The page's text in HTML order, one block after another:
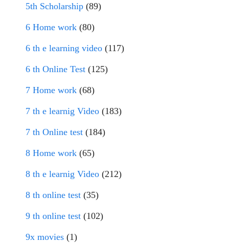
5th Scholarship (89)
6 Home work (80)
6 th e learning video (117)
6 th Online Test (125)
7 Home work (68)
7 th e learnig Video (183)
7 th Online test (184)
8 Home work (65)
8 th e learnig Video (212)
8 th online test (35)
9 th online test (102)
9x movies (1)